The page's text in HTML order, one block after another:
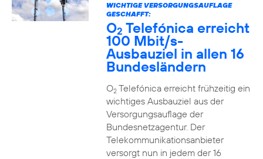
WICHTIGE VERSORGUNGSAUFLAGE
GESCHAFFT:
O2 Telefónica erreicht
100 Mbit/s-
Ausbauziel in allen 16
Bundesländern
O2Telefónica erreicht frühzeitig ein
wichtiges Ausbauziel aus der
Versorgungsauflage der
Bundesnetzagentur. Der
Telekommunikationsanbieter
versorgt nun in jedem der 16